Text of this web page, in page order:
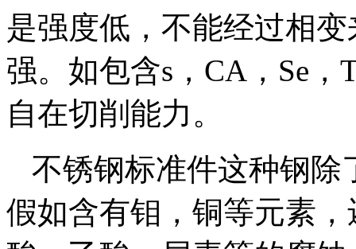
是强度低，不能经过相
强。如包含s，CA，Se
自在切削能力。
不锈钢标准件这种钢除
假如含有钼，铜等元素